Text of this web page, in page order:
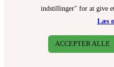
indstillinger" for at give
Læs
ACCEPTER ALLE